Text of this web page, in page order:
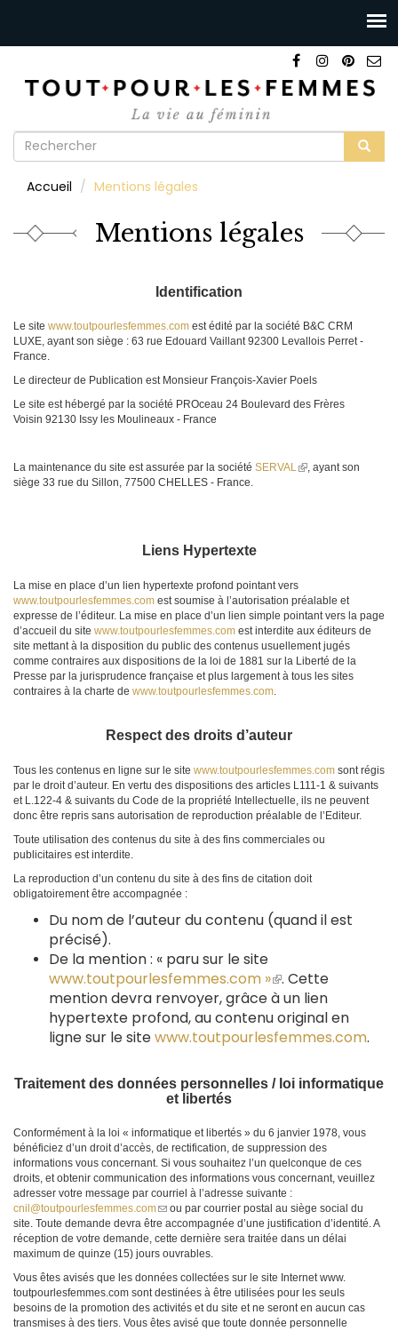
Formulaire
recherche
Accueil Mentions légales
Mentions légales
Identification
Le site www.toutpourlesfemmes.com est édité par la société B&C CRM
LUXE, ayant son siège : 63 rue Edouard Vaillant 92300 Levallois Perret -
France.
Le directeur de Publication est Monsieur François-Xavier Poels
Le site est hébergé par la société PROceau 24 Boulevard des Frères
Voisin 92130 Issy les Moulineaux - France
La maintenance du site est assurée par la société SERVAL(le, ayant son
siège 33 rue du Sillon, 77500 CHELLES - France.
Liens Hypertexte
La mise en place d’un lien hypertexte profond pointant vers
www.toutpourlesfemmes.com est soumise à l’autorisation préalable et
expresse de l’éditeur. La mise en place d’un lien simple pointant vers la page
d’accueil du site www.toutpourlesfemmes.com est interdite aux éditeurs de
site mettant à la disposition du public des contenus usuellement jugés
comme contraires aux dispositions de la loi de 1881 sur la Liberté de la
Presse par la jurisprudence française et plus largement à tous les sites
contraires à la charte de www.toutpourlesfemmes.com.
Respect des droits d’auteur
Tous les contenus en ligne sur le site www.toutpourlesfemmes.com sont régis
par le droit d’auteur. En vertu des dispositions des articles L111-1 & suivants
et L.122-4 & suivants du Code de la propriété Intellectuelle, ils ne peuvent
donc être repris sans autorisation de reproduction préalable de l’Editeur.
Toute utilisation des contenus du site à des fins commerciales ou
publicitaires est interdite.
La reproduction d’un contenu du site à des fins de citation doit
obligatoirement être accompagnée :
Du nom de l’auteur du contenu (quand il est
précisé).
De la mention : « paru sur le site
www.toutpourlesfemmes.com »(le
lien
est
externe)
. Cette
mention devra renvoyer, grâce à un lien
hypertexte profond, au contenu original en
ligne sur le sitewww.toutpourlesfemmes.com.
Traitement des données personnelles / loi informatique
et libertés
Conformément à la loi « informatique et libertés » du 6 janvier 1978, vous
bénéficiez d’un droit d’accès, de rectification, de suppression des
informations vous concernant. Si vous souhaitez l’un quelconque de ces
droits, et obtenir communication des informations vous concernant, veuillez
adresser votre message par courriel à l’adresse suivante :
cnil@toutpourlesfemmes.com(le
lien
envoie
un
ou par courrier postal au siège social du
site. Toute demande devra être accompagnée d’une justification d’identité. A
réception de votre demande, cette dernière sera traitée dans un délai
maximum de quinze (15) jours ouvrables.
Vous êtes avisés que les données collectées sur le site Internet www.
toutpourlesfemmes.com sont destinées à être utilisées pour les seuls
besoins de la promotion des activités et du site et ne seront en aucun cas
transmises à des tiers. Vous êtes avisé que toute donnée personnelle